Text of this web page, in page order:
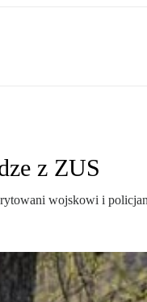
z ZUS
wojskowi i